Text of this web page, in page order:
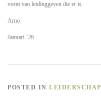
vorm van leidinggeven die er is.
Arno
Januari ’26
POSTED IN LEIDERSCHAP